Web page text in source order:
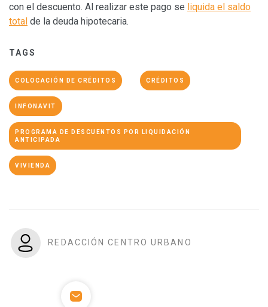
con el descuento. Al realizar este pago se liquida el saldo
total de la deuda hipotecaria.
TAGS
COLOCACIÓN DE CRÉDITOS CRÉDITOS
INFONAVIT
PROGRAMA DE DESCUENTOS POR LIQUIDACIÓN
ANTICIPADA
VIVIENDA
REDACCIÓN CENTRO URBANO